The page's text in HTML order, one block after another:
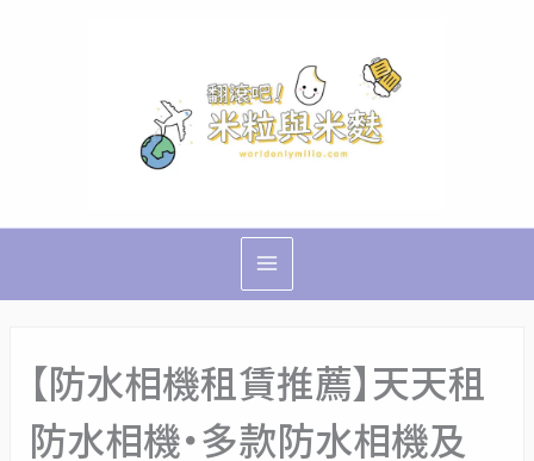
Menu
【防水相機租賃推薦】天天租
防水相機・多款防水相機及